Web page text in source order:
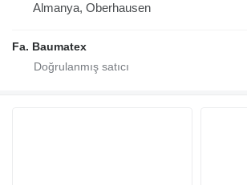
Almanya, Oberhausen
Fa. Baumatex